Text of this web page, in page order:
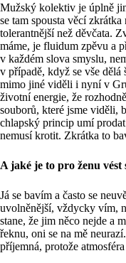
Mužský kolektiv je úplně
se tam spousta věcí
tolerantnější než děvčata.
máme, je fluidum zpěvu a
v každém slova smyslu,
v případě, když se vše dělá
mimo jiné viděli i nyní v
životní energie, že
souborů, které jsme viděli,
chlapský princip umí
nemusí krotit. Zkrátka to
A jaké je to pro ženu vést
Já se bavím a často se
uvolněnější, vždycky vím,
stane, že jim něco nejde a
řeknu, oni se na mě
příjemná, protože